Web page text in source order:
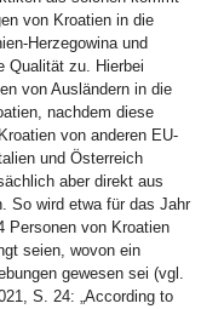
von Kroatien in die
Herzegowina und
Qualität zu. Hierbei
von Ausländern in die
nachdem diese
von anderen EU-
und Österreich
aber direkt aus
So wird etwa für das Jahr
Personen von Kroatien
seien, wovon ein
gewesen sei (vgl.
S. 24: „According to